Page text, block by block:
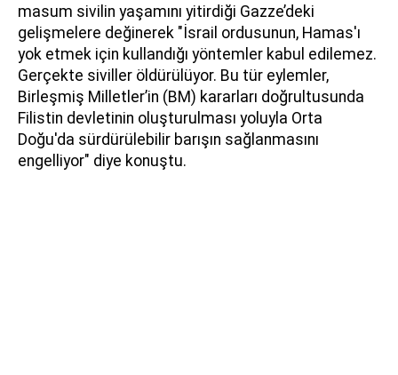
masum sivilin yaşamını yitirdiği Gazze’deki
gelişmelere değinerek "İsrail ordusunun, Hamas'ı
yok etmek için kullandığı yöntemler kabul edilemez.
Gerçekte siviller öldürülüyor. Bu tür eylemler,
Birleşmiş Milletler’in (BM) kararları doğrultusunda
Filistin devletinin oluşturulması yoluyla Orta
Doğu'da sürdürülebilir barışın sağlanmasını
engelliyor" diye konuştu.